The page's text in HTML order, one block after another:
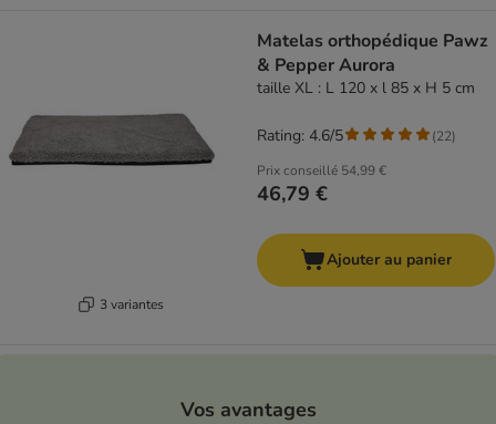
3 variantes
Matelas orthopédique Pawz
& Pepper Aurora
taille XL : L 120 x l 85 x H 5 cm
Prix conseillé 54,99 €
46,79 €
Rating: 4.6/5 (22)
Ajouter au panier
Vos avantages